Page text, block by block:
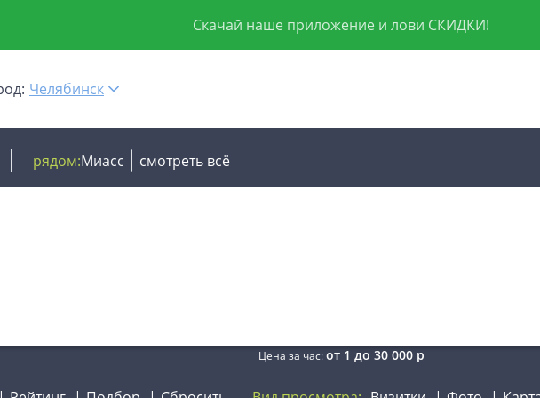
Скачай наше приложение и лови СКИДКИ!
Челябинск
рядом:Миасс смотреть всё
Цена за час:от 1 до 30 000р